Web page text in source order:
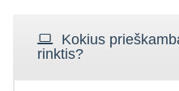
Kokius
rinktis?